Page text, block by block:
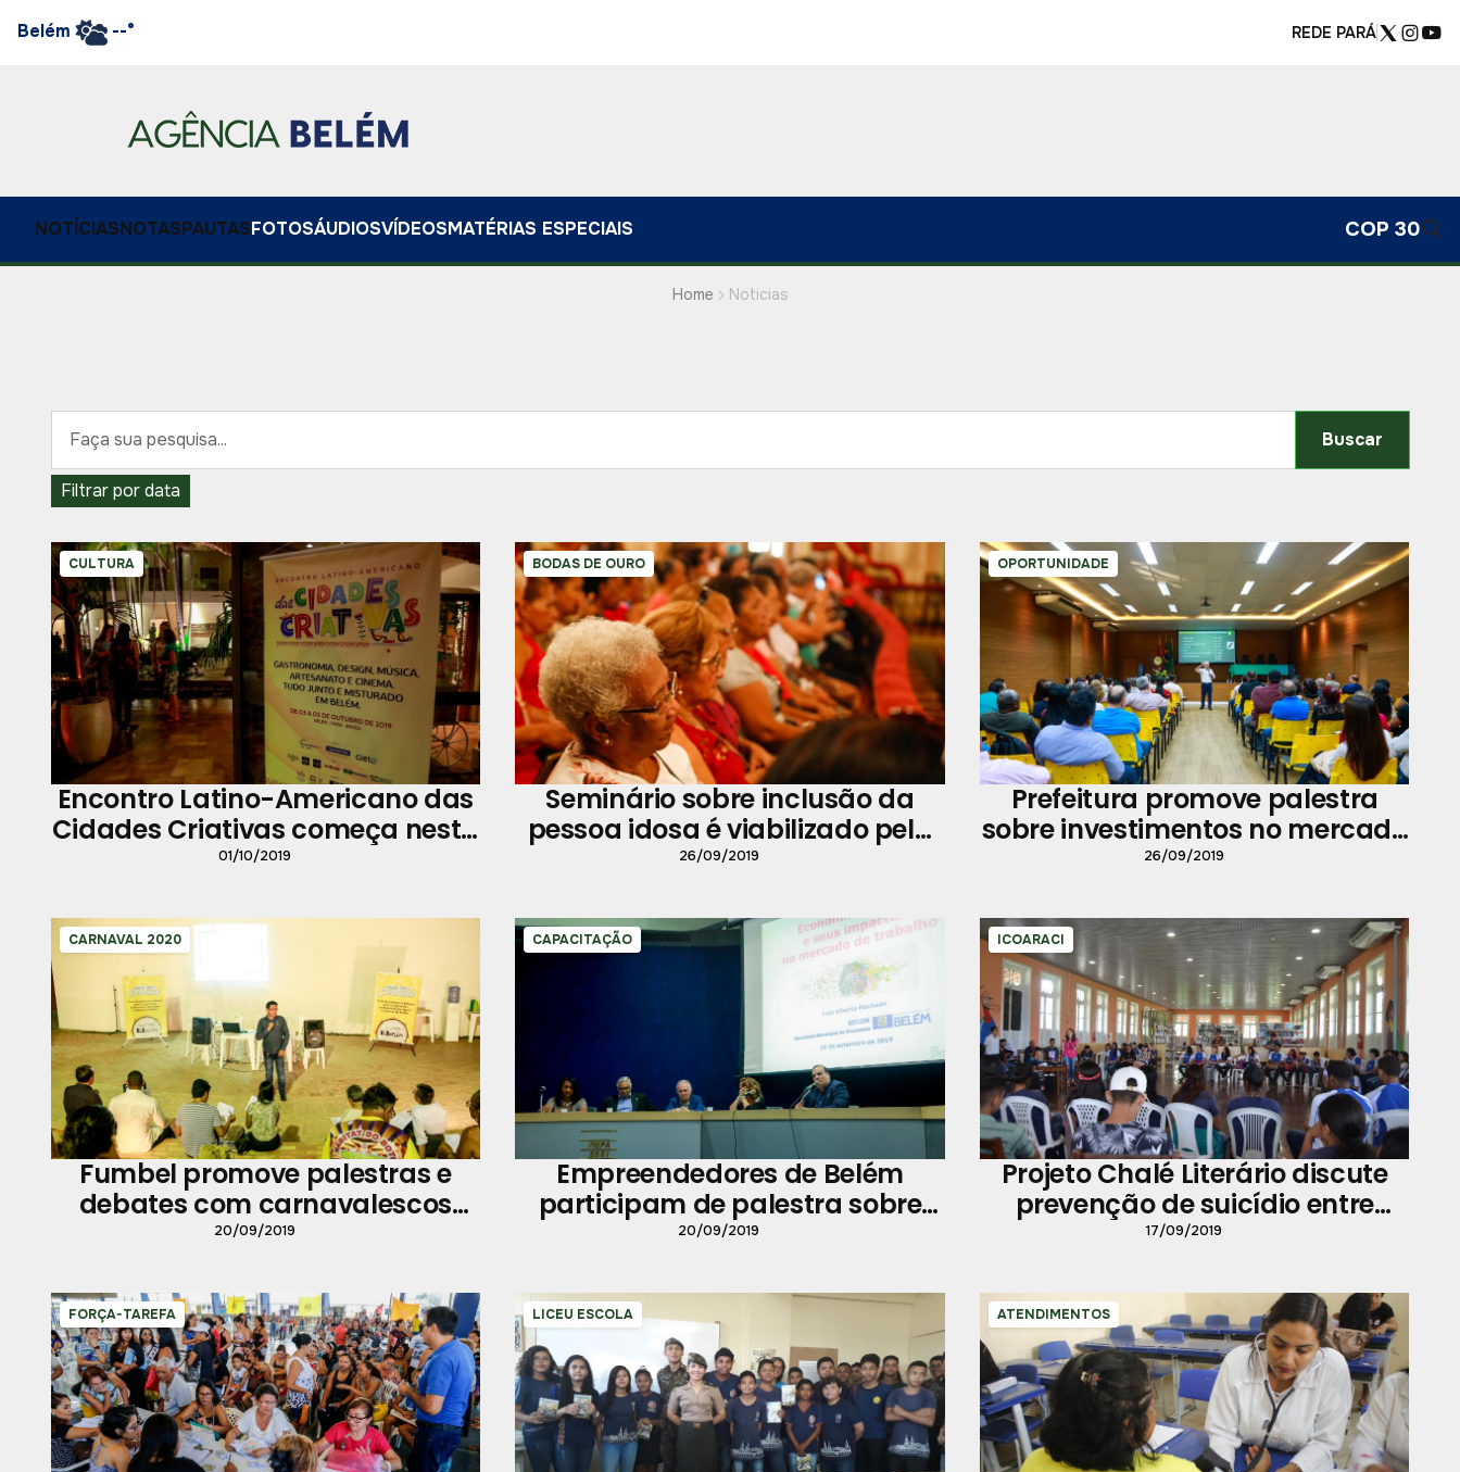
Belém --° REDE PARÁ
NOTÍCIASNOTASPAUTASFOTOSÁUDIOSVÍDEOSMATÉRIAS ESPECIAIS COP 30
Home Noticias
Buscar
Filtrar por data
CULTURA
Encontro Latino-Americano das
Cidades Criativas começa nesta
quinta com extensa
01/10/2019
BODAS DE OURO
Seminário sobre inclusão da
pessoa idosa é viabilizado pela
Prefeitura de Belém
26/09/2019
OPORTUNIDADE
Prefeitura promove palestra
sobre investimentos no mercado
financeiro
26/09/2019
CARNAVAL 2020
Fumbel promove palestras e
debates com carnavalescos
sobre quesitos julgados nos
20/09/2019
CAPACITAÇÃO
Empreendedores de Belém
participam de palestra sobre
Economia Criativa
20/09/2019
ICOARACI
Projeto Chalé Literário discute
prevenção de suicídio entre
jovens
17/09/2019
FORÇA-TAREFA LICEU ESCOLA ATENDIMENTOS